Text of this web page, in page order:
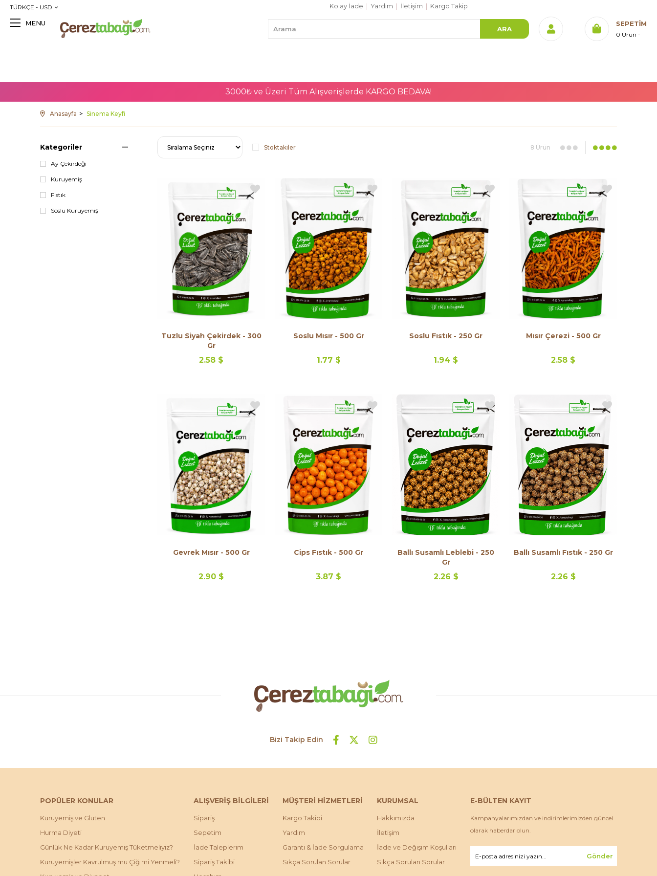
MENU SEPETIM
0 Ürün
TÜRKÇE - USD Kolay İade Yardım İletişim Kargo Takip
3000₺ ve Üzeri Tüm Alışverişlerde KARGO BEDAVA!
Anasayfa Sinema Keyfi
Kategoriler
Ay Çekirdeği
Kuruyemiş
Fıstık
Soslu Kuruyemiş
Stoktakiler 8 Ürün
Tuzlu Siyah Çekirdek - 300
Gr
2.58 $
Soslu Mısır - 500 Gr
1.77 $
Soslu Fıstık - 250 Gr
1.94 $
Mısır Çerezi - 500 Gr
2.58 $
Gevrek Mısır - 500 Gr
2.90 $
Cips Fıstık - 500 Gr
3.87 $
Ballı Susamlı Leblebi - 250
Gr
2.26 $
Ballı Susamlı Fıstık - 250 Gr
2.26 $
Bizi Takip Edin
POPÜLER KONULAR
Kuruyemiş ve Gluten
Hurma Diyeti
Günlük Ne Kadar Kuruyemiş Tüketmeliyiz?
Kuruyemişler Kavrulmuş mu Çiğ mi Yenmeli?
ALIŞVERİŞ BİLGİLERİ
Sipariş
Sepetim
İade Taleplerim
Sipariş Takibi
MÜŞTERİ HİZMETLERİ
Kargo Takibi
Yardım
Garanti & İade Sorgulama
Sıkça Sorulan Sorular
KURUMSAL
Hakkımızda
İletişim
İade ve Değişim Koşulları
Sıkça Sorulan Sorular
E-BÜLTEN KAYIT
Kampanyalarımızdan ve indirimlerimizden güncel
olarak haberdar olun.
Gönder